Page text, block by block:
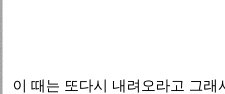
이 때는 또다시 내려오라고 그